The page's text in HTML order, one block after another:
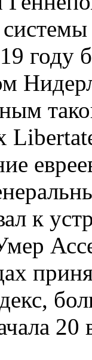
к
20